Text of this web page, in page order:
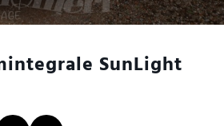
SunLight